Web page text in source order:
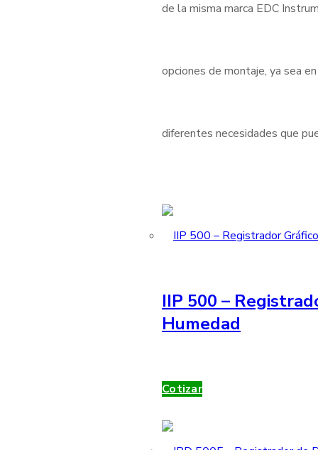
de la misma marca EDC
opciones de montaje, ya sea
diferentes necesidades que
IIP 500 –
Humedad
Cotizar